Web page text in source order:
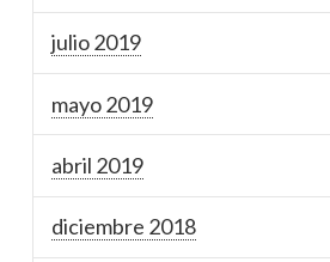
julio 2019
mayo 2019
abril 2019
diciembre 2018